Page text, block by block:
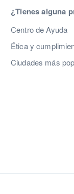
¿Tienes alguna
Centro de Ayuda
Ética y
Ciudades más